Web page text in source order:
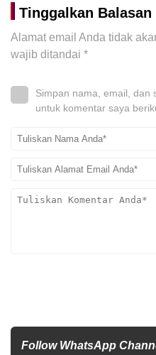
Tinggalkan Balasan
Alamat email Anda tidak
wajib ditandai *
Simpan nama, email, dan
untuk komentar saya
Follow WhatsApp